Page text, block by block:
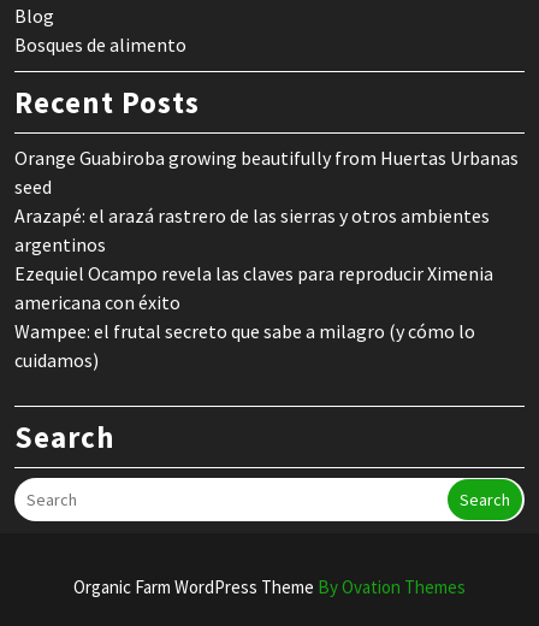
Blog
Bosques de alimento
Recent Posts
Orange Guabiroba growing beautifully from Huertas Urbanas
seed
Arazapé: el arazá rastrero de las sierras y otros ambientes
argentinos
Ezequiel Ocampo revela las claves para reproducir Ximenia
americana con éxito
Wampee: el frutal secreto que sabe a milagro (y cómo lo
cuidamos)
Search
Search
Organic Farm WordPress Theme By Ovation Themes